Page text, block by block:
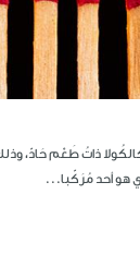
ذاتُ طَعْم حَادّ، وذلك
هو أحد مُرَكّبا...